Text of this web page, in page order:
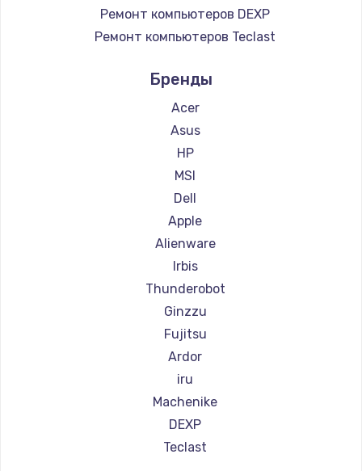
Ремонт компьютеров DEXP
Ремонт компьютеров Teclast
Ремонт компьютеров Beelink
Ремонт компьютеров CHUWI
Бренды
Acer
Asus
HP
MSI
Dell
Apple
Alienware
Irbis
Thunderobot
Ginzzu
Fujitsu
Ardor
iru
Machenike
DEXP
Teclast